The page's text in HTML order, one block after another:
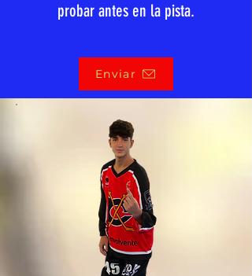
probar antes en la pista.
Enviar